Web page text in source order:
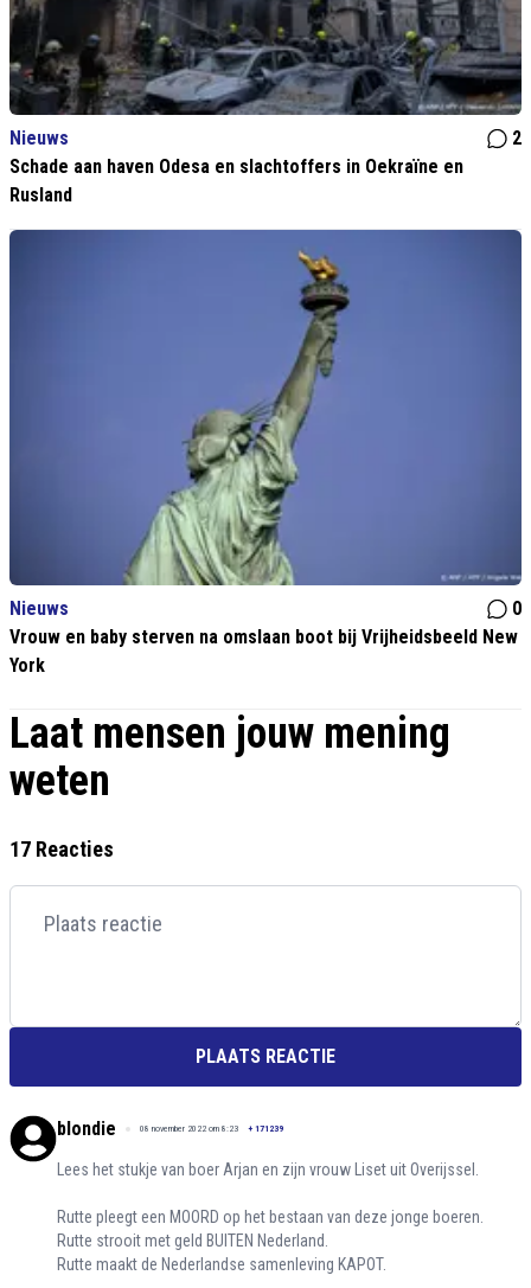
Nieuws
2
Schade aan haven Odesa en slachtoffers in Oekraïne en
Rusland
Nieuws
0
Vrouw en baby sterven na omslaan boot bij Vrijheidsbeeld New
York
Laat mensen jouw mening
weten
17 Reacties
PLAATS REACTIE
blondie 08 november 2022 om 8:23 + 171239
Lees het stukje van boer Arjan en zijn vrouw Liset uit Overijssel.
Rutte pleegt een MOORD op het bestaan van deze jonge boeren.
Rutte strooit met geld BUITEN Nederland.
Rutte maakt de Nederlandse samenleving KAPOT.